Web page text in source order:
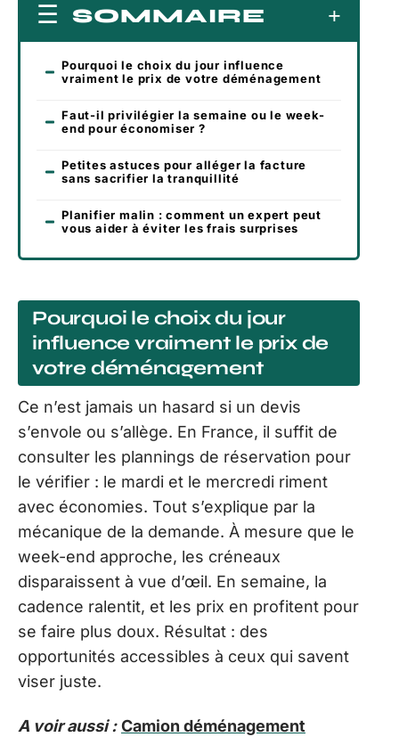
SOMMAIRE
Pourquoi le choix du jour influence
vraiment le prix de votre déménagement
Faut-il privilégier la semaine ou le week-
end pour économiser ?
Petites astuces pour alléger la facture
sans sacrifier la tranquillité
Planifier malin : comment un expert peut
vous aider à éviter les frais surprises
Pourquoi le choix du jour
influence vraiment le prix de
votre déménagement
Ce n’est jamais un hasard si un devis
s’envole ou s’allège. En France, il suffit de
consulter les plannings de réservation pour
le vérifier : le mardi et le mercredi riment
avec économies. Tout s’explique par la
mécanique de la demande. À mesure que le
week-end approche, les créneaux
disparaissent à vue d’œil. En semaine, la
cadence ralentit, et les prix en profitent pour
se faire plus doux. Résultat : des
opportunités accessibles à ceux qui savent
viser juste.
A voir aussi : Camion déménagement